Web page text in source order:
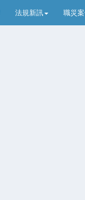
法規新訊 職災